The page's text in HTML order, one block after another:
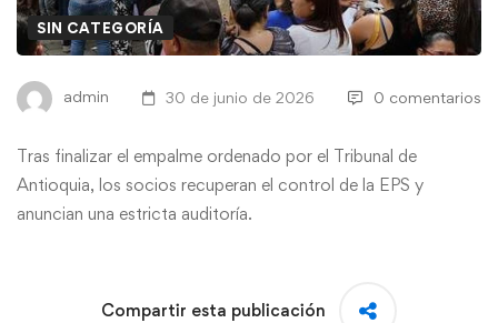
SIN CATEGORÍA
admin 30 de junio de 2026 0 comentarios
Tras finalizar el empalme ordenado por el Tribunal de
Antioquia, los socios recuperan el control de la EPS y
anuncian una estricta auditoría.
Compartir esta publicación